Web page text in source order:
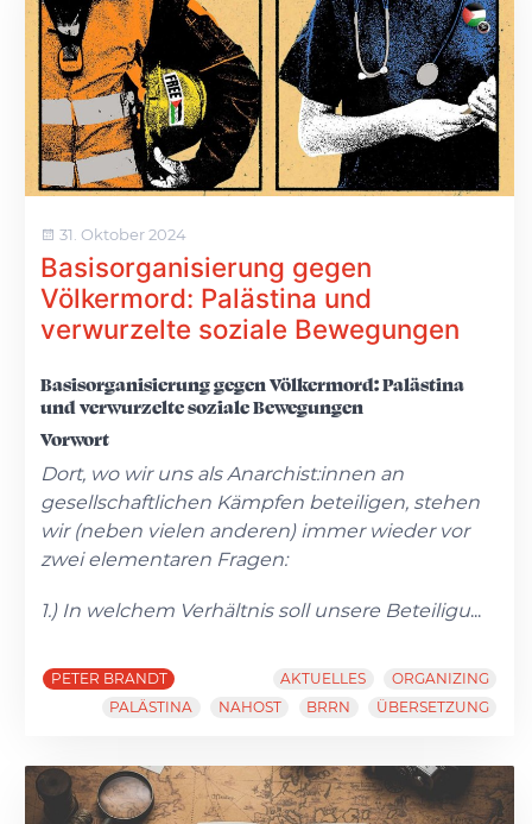
31. Oktober 2024
Basisorganisierung gegen
Völkermord: Palästina und
verwurzelte soziale Bewegungen
Basisorganisierung gegen Völkermord: Palästina
und verwurzelte soziale Bewegungen
Vorwort
Dort, wo wir uns als Anarchist:innen an
gesellschaftlichen Kämpfen beteiligen, stehen
wir (neben vielen anderen) immer wieder vor
zwei elementaren Fragen:
1.) In welchem Verhältnis soll unsere Beteiligu...
PETER BRANDT AKTUELLES
ORGANIZING
PALÄSTINA
NAHOST BRRN ÜBERSETZUNG